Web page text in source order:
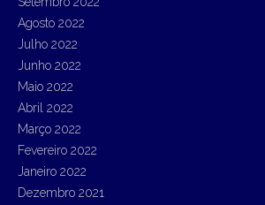
Agosto 2022
Julho 2022
Junho 2022
Maio 2022
Abril 2022
Março 2022
Fevereiro 2022
Janeiro 2022
Dezembro 2021